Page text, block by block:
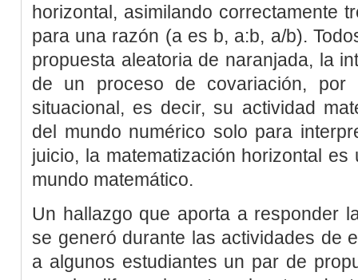
horizontal, asimilando correctamente
para una razón (aes b, a:b, a/b).
propuesta aleatoria de naranjada, la
de un proceso de covariación,
situacional, es decir, su actividad
del mundo numérico solo para
juicio, la matematización horizontal
mundo matemático.
Un hallazgo que aporta a responder
se generó durante las actividades de
a algunos estudiantes un par de